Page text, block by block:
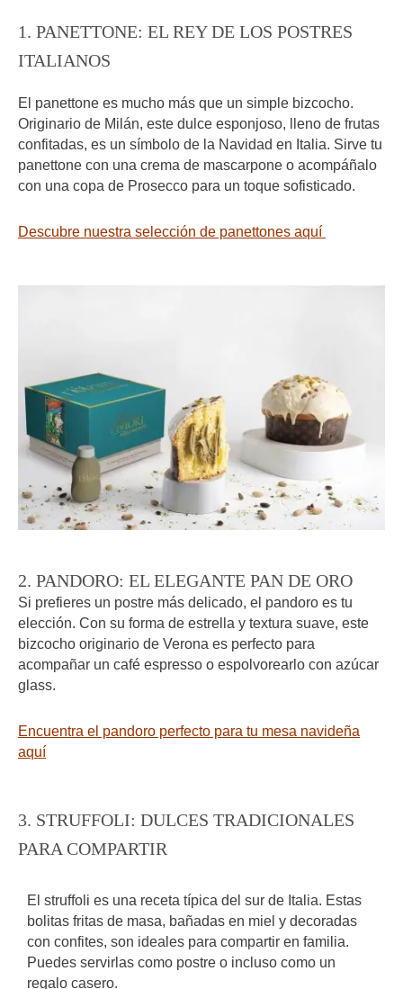
1. PANETTONE: EL REY DE LOS POSTRES
ITALIANOS
El panettone es mucho más que un simple bizcocho.
Originario de Milán, este dulce esponjoso, lleno de frutas
confitadas, es un símbolo de la Navidad en Italia. Sirve tu
panettone con una crema de mascarpone o acompáñalo
con una copa de Prosecco para un toque sofisticado.
Descubre nuestra selección de panettones aquí
2. PANDORO: EL ELEGANTE PAN DE ORO
Si prefieres un postre más delicado, el pandoro es tu
elección. Con su forma de estrella y textura suave, este
bizcocho originario de Verona es perfecto para
acompañar un café espresso o espolvorearlo con azúcar
glass.
Encuentra el pandoro perfecto para tu mesa navideña
aquí
3. STRUFFOLI: DULCES TRADICIONALES
PARA COMPARTIR
El struffoli es una receta típica del sur de Italia. Estas
bolitas fritas de masa, bañadas en miel y decoradas
con confites, son ideales para compartir en familia.
Puedes servirlas como postre o incluso como un
regalo casero.